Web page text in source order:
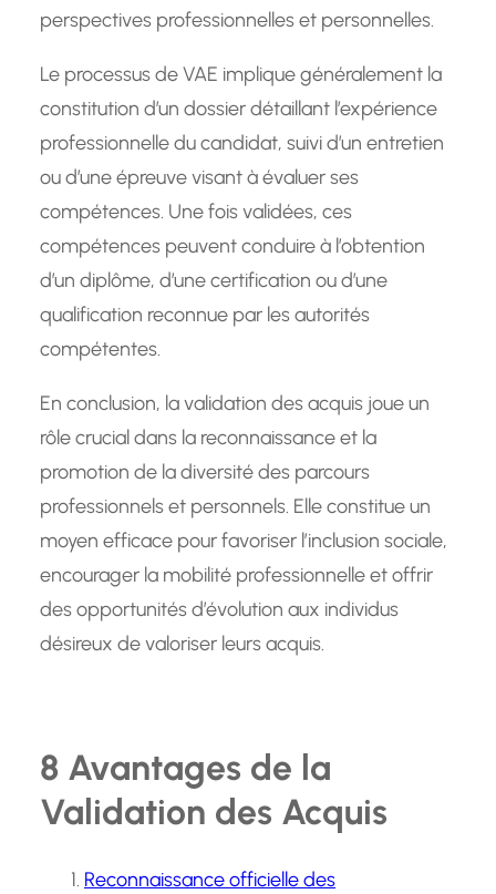
perspectives professionnelles et personnelles.
Le processus de VAE implique généralement la
constitution d’un dossier détaillant l’expérience
professionnelle du candidat, suivi d’un entretien
ou d’une épreuve visant à évaluer ses
compétences. Une fois validées, ces
compétences peuvent conduire à l’obtention
d’un diplôme, d’une certification ou d’une
qualification reconnue par les autorités
compétentes.
En conclusion, la validation des acquis joue un
rôle crucial dans la reconnaissance et la
promotion de la diversité des parcours
professionnels et personnels. Elle constitue un
moyen efficace pour favoriser l’inclusion sociale,
encourager la mobilité professionnelle et offrir
des opportunités d’évolution aux individus
désireux de valoriser leurs acquis.
8 Avantages de la
Validation des Acquis
Reconnaissance officielle des